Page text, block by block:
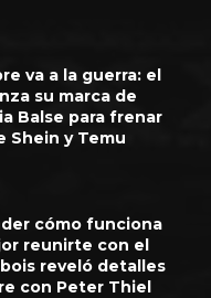
va a la guerra: el
su marca de
Balse para frenar
Shein y Temu
cómo funciona
reunirte con el
reveló detalles
con Peter Thiel